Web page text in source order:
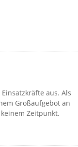
aus. Als
Großaufgebot an
Zeitpunkt.